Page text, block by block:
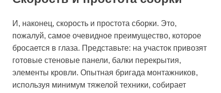
И, наконец, скорость и простота сборки. Это,
пожалуй, самое очевидное преимущество, которое
бросается в глаза. Представьте: на участок привозят
готовые стеновые панели, балки перекрытия,
элементы кровли. Опытная бригада монтажников,
используя минимум тяжелой техники, собирает